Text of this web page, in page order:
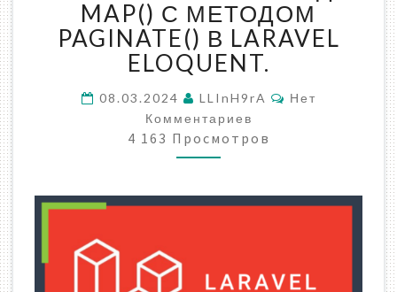
МЕТОД
MAP()
С
МЕТОДОМ
В
LARAVEL
ELOQUENT.
MAP() С МЕТОДОМ
PAGINATE() В LARAVEL
ELOQUENT.
08.03.2024 LLInH9rA Комментарии
Нет
Комментариев
4 163 Просмотров